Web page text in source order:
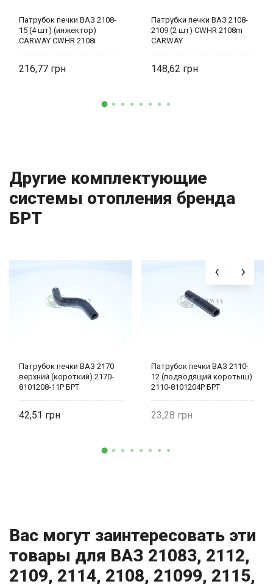
Патрубок печки ВАЗ 2108-
15 (4 шт) (инжектор)
CARWAY CWHR 2108i
216,77
Патрубки печки ВАЗ 2108-
2109 (2 шт) CWHR 2108m
CARWAY
148,62
Другие комплектующие
системы отопления бренда
БРТ
Патрубок печки ВАЗ 2170
верхний (короткий) 2170-
8101208-11Р БРТ
42,51
Патрубок печки ВАЗ 2110-
12 (подводящий коротыш)
2110-8101204Р БРТ
23,28
Вас могут заинтересовать эти
товары для ВАЗ 21083, 2112,
2109, 2114, 2108, 21099, 2115,